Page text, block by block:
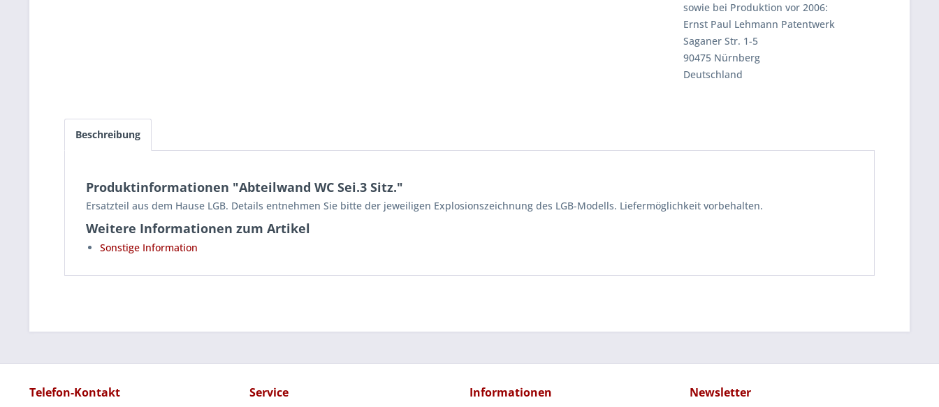
sowie bei Produktion vor 2006:
Ernst Paul Lehmann Patentwerk
Saganer Str. 1-5
90475 Nürnberg
Deutschland
Beschreibung
Produktinformationen "Abteilwand WC Sei.3 Sitz."
Ersatzteil aus dem Hause LGB. Details entnehmen Sie bitte der jeweiligen Explosionszeichnung des LGB-Modells. Liefermöglichkeit vorbehalten.
Weitere Informationen zum Artikel
Sonstige Information
Telefon-Kontakt Service Informationen Newsletter